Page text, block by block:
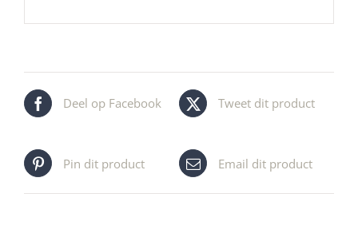
Deel op Facebook Tweet dit product
Pin dit product Email dit product